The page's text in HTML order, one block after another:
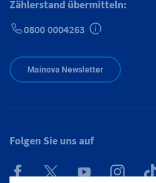
Zählerstand übermitteln:
0800 0004263
Mainova Newsletter
Folgen Sie uns auf